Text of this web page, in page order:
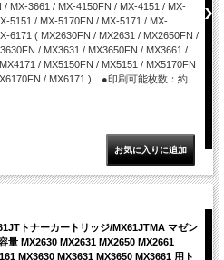
MX-3661 / MX-4150FN / MX-4151 / MX-
5151 / MX-5170FN / MX-5171 / MX-
6171 ( MX2630FN / MX2631 / MX2650FN /
/ MX3631 / MX3650FN / MX3661 /
/ MX5150FN / MX5151 / MX5170FN
/ MX6171 ) ●印刷可能枚数：約
トナーカートリッジ/MX61JTMA マゼン
量 MX2630 MX2631 MX2650 MX2661
MX3630 MX3631 MX3650 MX3661 用ト